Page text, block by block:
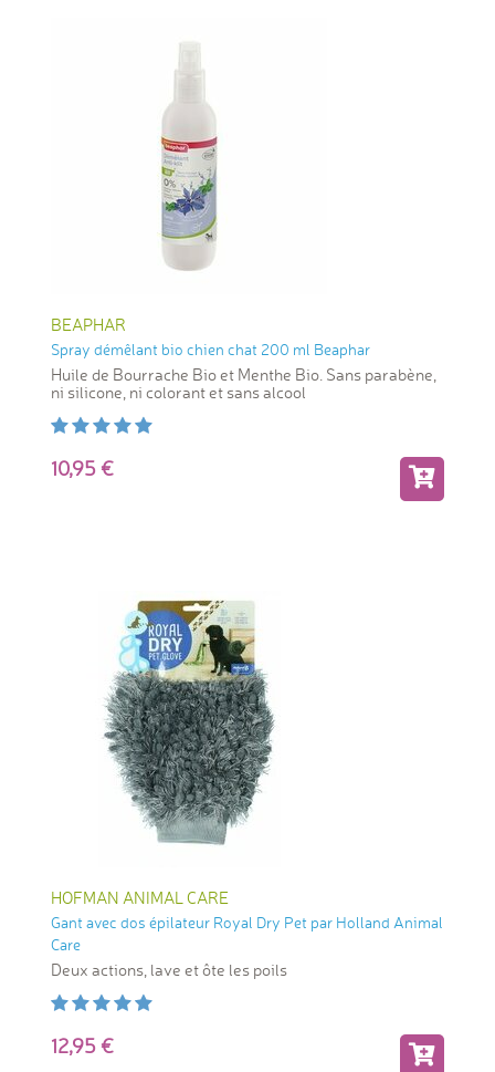
BEAPHAR
Spray démêlant bio chien chat 200 ml Beaphar
Huile de Bourrache Bio et Menthe Bio. Sans parabène,
ni silicone, ni colorant et sans alcool
10,95
HOFMAN ANIMAL CARE
Gant avec dos épilateur Royal Dry Pet par Holland Animal
Care
Deux actions, lave et ôte les poils
12,95